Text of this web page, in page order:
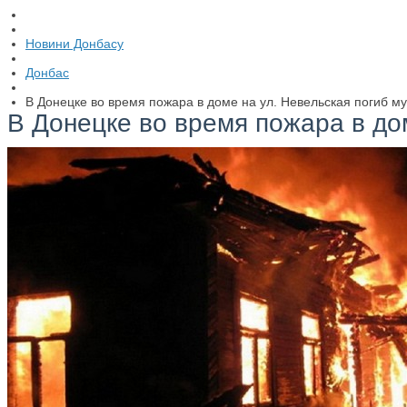
Новини Донбасу
Донбас
В Донецке во время пожара в доме на ул. Невельская погиб
В Донецке во время пожара в